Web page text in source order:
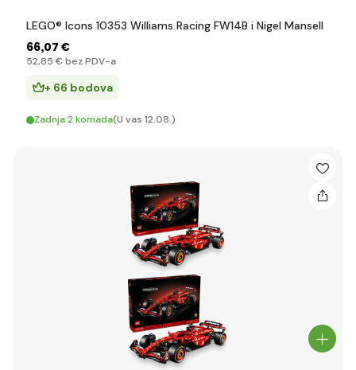
LEGO® Icons 10353 Williams Racing FW14B i Nigel Mansell
66,07 €
52,85 € bez PDV-a
+ 66 bodova
Zadnja 2 komada(U vas 12.08.)